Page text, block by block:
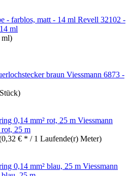
Revell 32102 -
ml
ml)
Viessmann 6873 -
Viessmann
25 m
€ * / 1 Laufende(r) Meter)
Viessmann